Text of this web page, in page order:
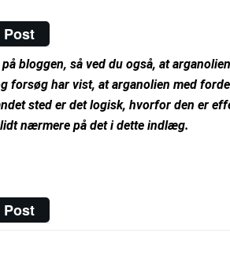
Post
bloggen, så ved du også, at
forsøg har vist, at arganolien med
sted er det logisk, hvorfor den er
nærmere på det i dette indlæg.
Post